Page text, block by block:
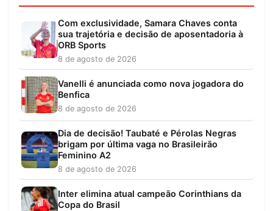
Com exclusividade, Samara Chaves conta
sua trajetória e decisão de aposentadoria à
ORB Sports
8 de agosto de 2026
Vanelli é anunciada como nova jogadora do
Benfica
8 de agosto de 2026
Dia de decisão! Taubaté e Pérolas Negras
brigam por última vaga no Brasileirão
Feminino A2
8 de agosto de 2026
Inter elimina atual campeão Corinthians da
Copa do Brasil